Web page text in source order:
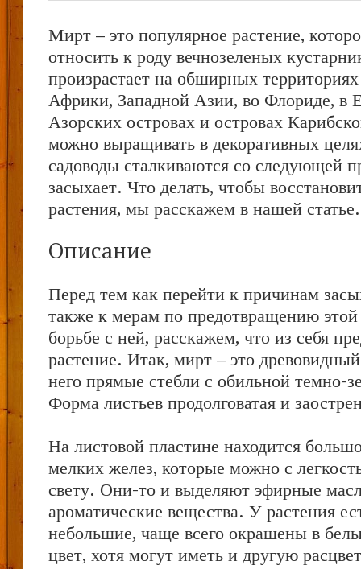
Мирт – это популярное растение,
относить к роду вечнозеленых
произрастает на обширных
Африки, Западной Азии, во Флориде, в
Азорских островах и островах
можно выращивать в декоративных
садоводы сталкиваются со следующей
засыхает. Что делать, чтобы
растения, мы расскажем в нашей статье.
Описание
Перед тем как перейти к причинам
также к мерам по предотвращению
борьбе с ней, расскажем, что из себя
растение. Итак, мирт – это
него прямые стебли с обильной темно-
Форма листьев продолговатая и
На листовой пластине находится
мелких желез, которые можно с
свету. Они-то и выделяют эфирные
ароматические вещества. У растения
небольшие, чаще всего окрашены в
цвет, хотя могут иметь и другую